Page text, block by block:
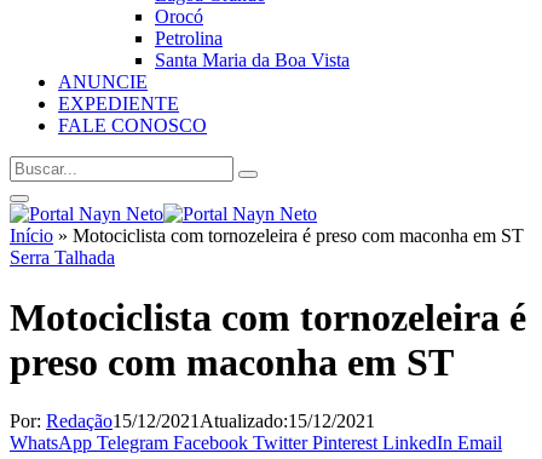
Orocó
Petrolina
Santa Maria da Boa Vista
ANUNCIE
EXPEDIENTE
FALE CONOSCO
Início » Motociclista com tornozeleira é preso com maconha em ST
Serra Talhada
Motociclista com tornozeleira é
preso com maconha em ST
Por: Redação15/12/2021 Atualizado:15/12/2021
WhatsApp Telegram Facebook Twitter Pinterest LinkedIn Email